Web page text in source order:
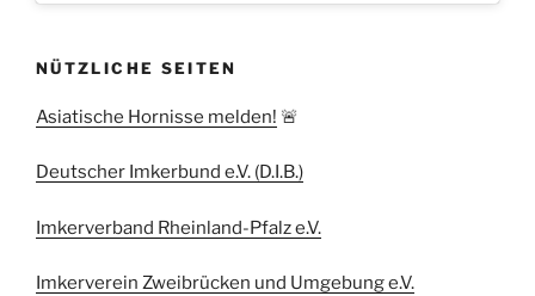
NÜTZLICHE SEITEN
Asiatische Hornisse melden! 🚨
Deutscher Imkerbund e.V. (D.I.B.)
Imkerverband Rheinland-Pfalz e.V.
Imkerverein Zweibrücken und Umgebung e.V.